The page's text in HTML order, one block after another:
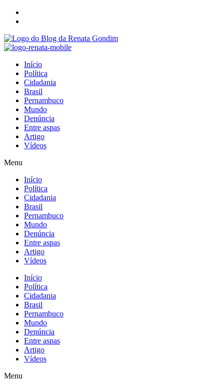
Início
Política
Cidadania
Brasil
Pernambuco
Mundo
Denúncia
Entre aspas
Artigo
Vídeos
Menu
Início
Política
Cidadania
Brasil
Pernambuco
Mundo
Denúncia
Entre aspas
Artigo
Vídeos
Início
Política
Cidadania
Brasil
Pernambuco
Mundo
Denúncia
Entre aspas
Artigo
Vídeos
Menu